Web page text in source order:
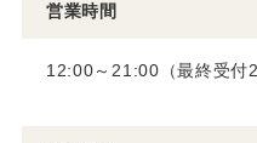
営業時間
12:00～21:00（最終受付